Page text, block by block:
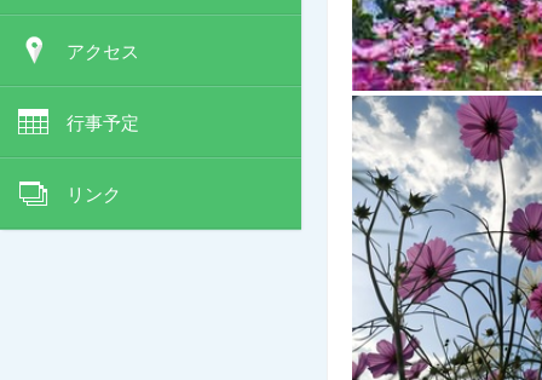
アクセス
行事予定
リンク